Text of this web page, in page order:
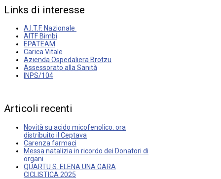
Links di interesse
A.I.T.F. Nazionale
AITF Bimbi
EPATEAM
Carica Vitale
Azienda Ospedaliera Brotzu
Assessorato alla Sanità
INPS/104
Articoli recenti
Novità su acido micofenolico: ora
distribuito il Ceptava
Carenza farmaci
Messa natalizia in ricordo dei Donatori di
organi
QUARTU S. ELENA UNA GARA
CICLISTICA 2025